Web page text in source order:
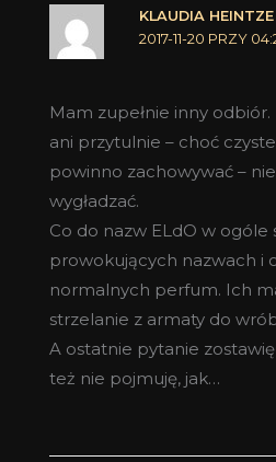
KLAUDIA HEINTZE
2017-11-20 PRZY
Mam zupełnie inny odbiór.
ani przytulnie – choć
powinno zachowywać –
wygładzać.
Co do nazw ELdO w ogóle
prowokujących nazwach i
normalnych perfum. Ich
strzelanie z armaty do
A ostatnie pytanie
też nie pojmuję, jak…